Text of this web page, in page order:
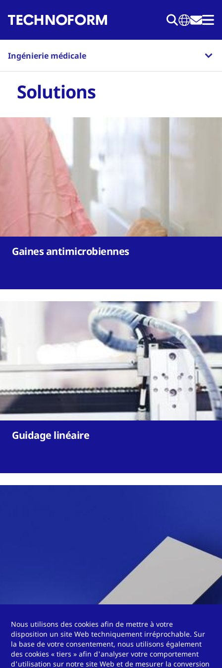
au
Ingénierie médicale
Solutions
Gaines antimicrobiennes
Guidage linéaire
Plaques anti-rayons X
Nous utilisons des cookies afin de mettre à votre
disposition un site Web techniquement irréprochable. Sur
la base de votre consentement, nous utilisons également
des cookies « tiers » afin d'analyser votre comportement
d'utilisation sur notre site Web et de mesurer la conversion